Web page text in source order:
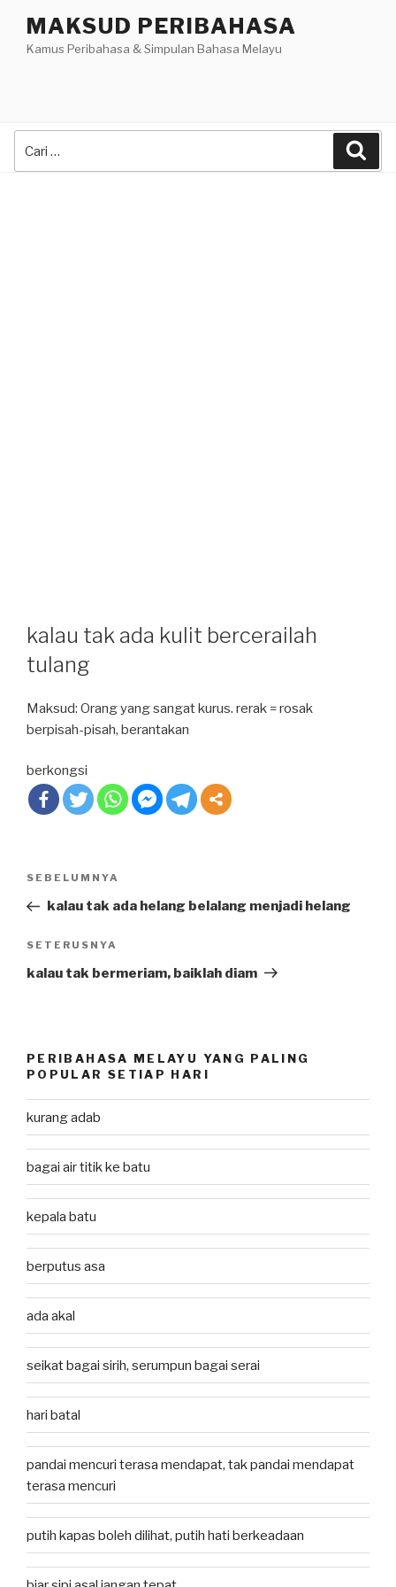
content
MAKSUD PERIBAHASA
Kamus Peribahasa & Simpulan Bahasa Melayu
kalau tak ada kulit bercerailah
tulang
Maksud: Orang yang sangat kurus. rerak = rosak
berpisah-pisah, berantakan
berkongsi
Post
Previous
Post
SEBELUMNYA
kalau tak ada helang belalang menjadi helang
Next
Post
SETERUSNYA
kalau tak bermeriam, baiklah diam
PERIBAHASA MELAYU YANG PALING
POPULAR SETIAP HARI
kurang adab
bagai air titik ke batu
kepala batu
berputus asa
ada akal
seikat bagai sirih, serumpun bagai serai
hari batal
pandai mencuri terasa mendapat, tak pandai mendapat
terasa mencuri
putih kapas boleh dilihat, putih hati berkeadaan